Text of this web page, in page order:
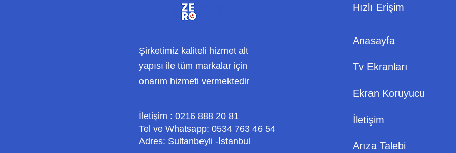
Şirketimiz kaliteli hizmet alt
yapısı ile tüm markalar için
onarım hizmeti vermektedir
İletişim : 0216 888 20 81
Tel ve Whatsapp: 0534 763 46 54
Adres: Sultanbeyli -İstanbul
Hızlı Erişim
Anasayfa
Tv Ekranları
Ekran Koruyucu
İletişim
Arıza Talebi